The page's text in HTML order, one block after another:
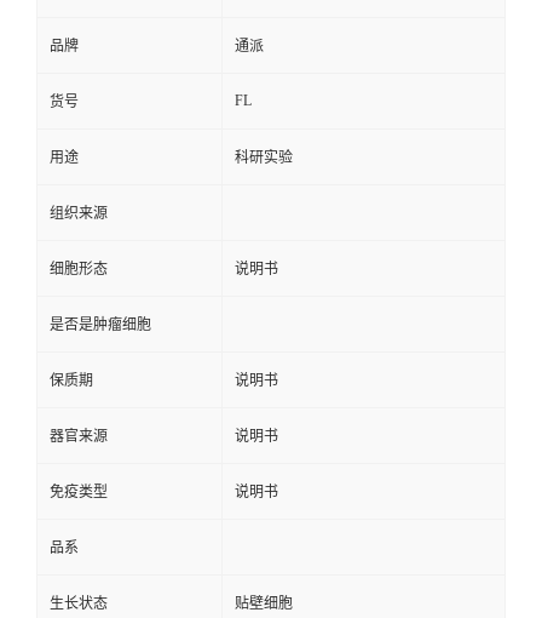
品牌 通派
货号 FL
用途 科研实验
组织来源
细胞形态 说明书
是否是肿瘤细胞
保质期 说明书
器官来源 说明书
免疫类型 说明书
品系
生长状态 贴壁细胞